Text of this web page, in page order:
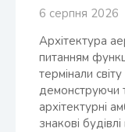
6 серпня
Архітектура
питанням
термінали
демонструючи
архітектурні
знакові